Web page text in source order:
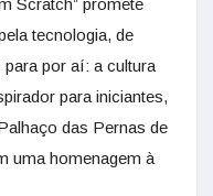
Scratch” promete
tecnologia, de
por aí: a cultura
para iniciantes,
das Pernas de
uma homenagem à